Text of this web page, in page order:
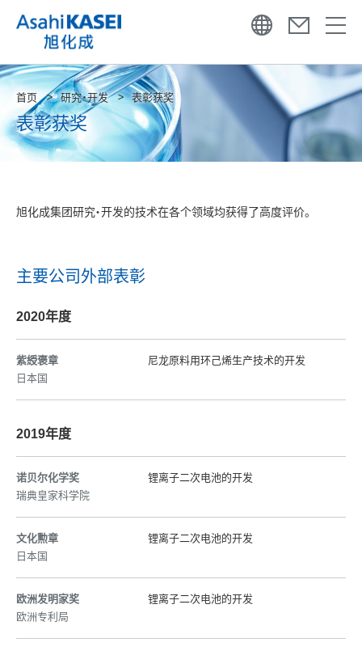
首页 研究・开发 表彰获奖
表彰获奖
旭化成集团研究・开发的技术在各个领域均获得了高度评价。
主要公司外部表彰
2020年度
紫綬褒章
日本国
尼龙原料用环己烯生产技术的开发
2019年度
诺贝尔化学奖
瑞典皇家科学院
锂离子二次电池的开发
文化勲章
日本国
锂离子二次电池的开发
欧洲发明家奖
欧洲专利局
锂离子二次电池的开发